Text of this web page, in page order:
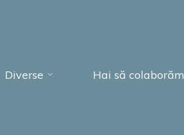
Diverse Hai să colaborăm